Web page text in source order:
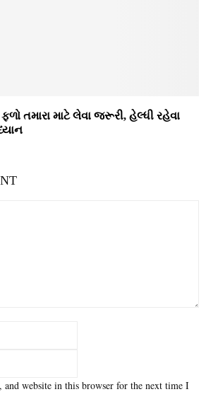
તમારા માટે લેવા જરૂરી, હેલ્ધી રહેવા
and website in this browser for the next time I